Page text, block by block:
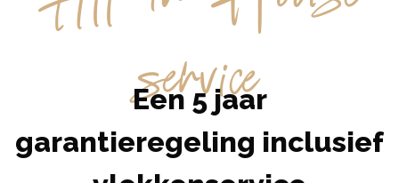
service
Een 5 jaar
garantieregeling inclusief